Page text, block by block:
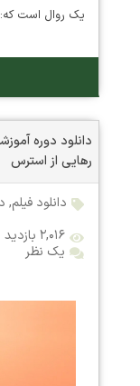
یک روال است که:
رهایی از استرس
دانلود فیلم,
۲,۰۱۶ بازدید
یک نظر